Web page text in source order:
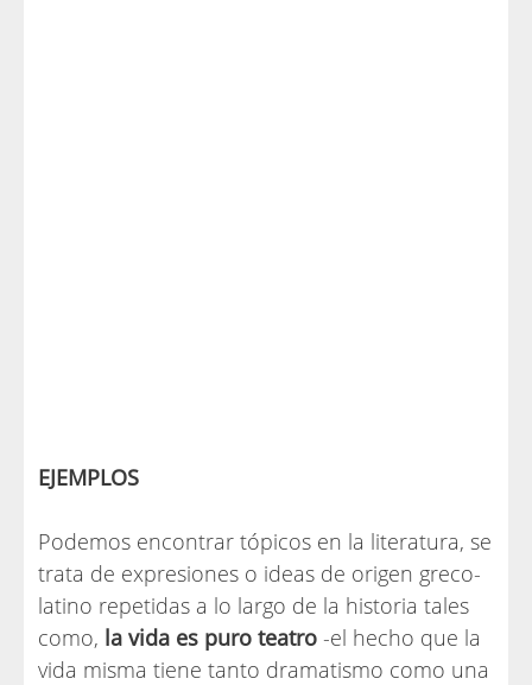
EJEMPLOS
Podemos encontrar tópicos en la literatura, se
trata de expresiones o ideas de origen greco-
latino repetidas a lo largo de la historia tales
como, la vida es puro teatro -el hecho que la
vida misma tiene tanto dramatismo como una